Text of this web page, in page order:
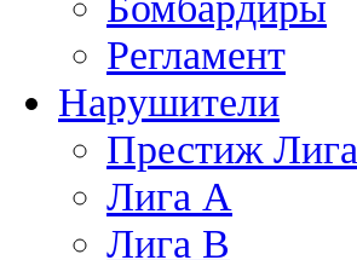
Регламент
Нарушители
Престиж Лига
Лига А
Лига В